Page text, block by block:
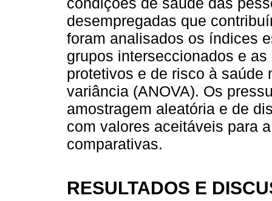
desempregadas que
foram analisados os índices
grupos interseccionados e
protetivos e de risco à saúde
variância (ANOVA). Os
amostragem aleatória e de
com valores aceitáveis para
comparativas.
RESULTADOS E